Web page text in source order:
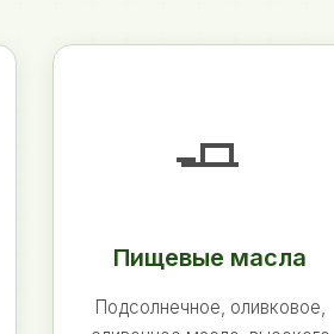
🧈
Пищевые масла
Подсолнечное, оливковое,